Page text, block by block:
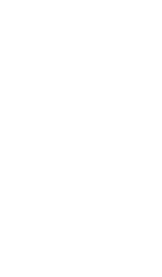
রহমানের,গ্যাস সঙ্কট